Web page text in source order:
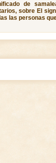
de
sobre El
las personas